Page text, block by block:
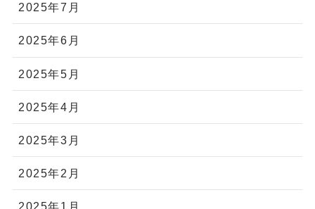
2025年7月
2025年6月
2025年5月
2025年4月
2025年3月
2025年2月
2025年1月